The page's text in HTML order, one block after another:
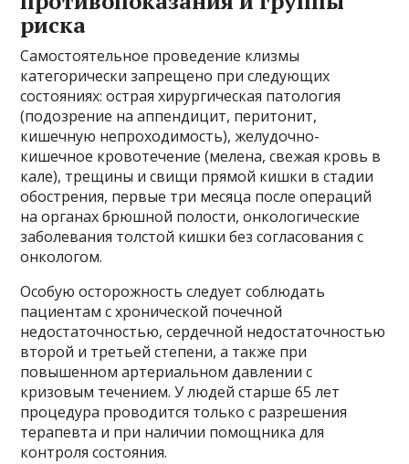
риска
Самостоятельное проведение клизмы
категорически запрещено при следующих
состояниях: острая хирургическая патология
(подозрение на аппендицит, перитонит,
кишечную непроходимость), желудочно-
кишечное кровотечение (мелена, свежая кровь в
кале), трещины и свищи прямой кишки в стадии
обострения, первые три месяца после операций
на органах брюшной полости, онкологические
заболевания толстой кишки без согласования с
онкологом.
Особую осторожность следует соблюдать
пациентам с хронической почечной
недостаточностью, сердечной недостаточностью
второй и третьей степени, а также при
повышенном артериальном давлении с
кризовым течением. У людей старше 65 лет
процедура проводится только с разрешения
терапевта и при наличии помощника для
контроля состояния.